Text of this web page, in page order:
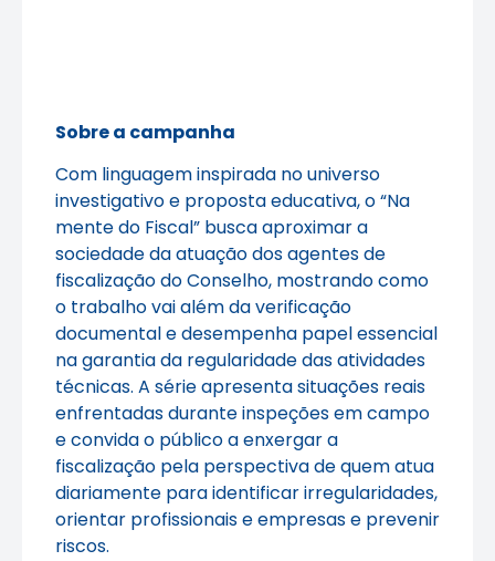
Sobre a campanha
Com linguagem inspirada no universo
investigativo e proposta educativa, o “Na
mente do Fiscal” busca aproximar a
sociedade da atuação dos agentes de
fiscalização do Conselho, mostrando como
o trabalho vai além da verificação
documental e desempenha papel essencial
na garantia da regularidade das atividades
técnicas. A série apresenta situações reais
enfrentadas durante inspeções em campo
e convida o público a enxergar a
fiscalização pela perspectiva de quem atua
diariamente para identificar irregularidades,
orientar profissionais e empresas e prevenir
riscos.